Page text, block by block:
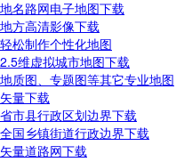
地名路网电子地图下载
地方高清影像下载
轻松制作个性化地图
2.5维虚拟城市地图下载
地质图、专题图等其它专业地图
矢量下载
省市县行政区划边界下载
全国乡镇街道行政边界下载
矢量道路网下载